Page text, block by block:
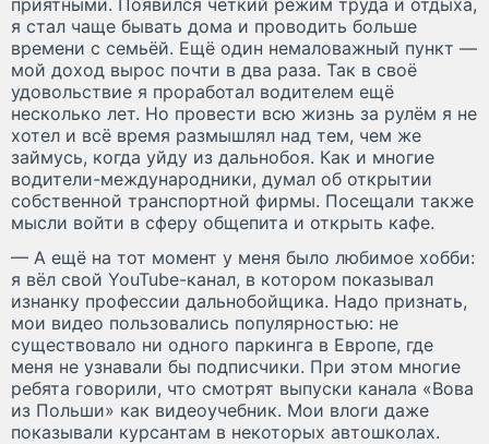
я стал чаще бывать дома и проводить больше
времени с семьёй. Ещё один немаловажный пункт —
мой доход вырос почти в два раза. Так в своё
удовольствие я проработал водителем ещё
несколько лет. Но провести всю жизнь за рулём я не
хотел и всё время размышлял над тем, чем же
займусь, когда уйду из дальнобоя. Как и многие
водители-международники, думал об открытии
собственной транспортной фирмы. Посещали также
мысли войти в сферу общепита и открыть кафе.
— А ещё на тот момент у меня было любимое хобби:
я вёл свой YouTube-канал, в котором показывал
изнанку профессии дальнобойщика. Надо признать,
мои видео пользовались популярностью: не
существовало ни одного паркинга в Европе, где
меня не узнавали бы подписчики. При этом многие
ребята говорили, что смотрят выпуски канала «Вова
из Польши» как видеоучебник. Мои влоги даже
показывали курсантам в некоторых автошколах.